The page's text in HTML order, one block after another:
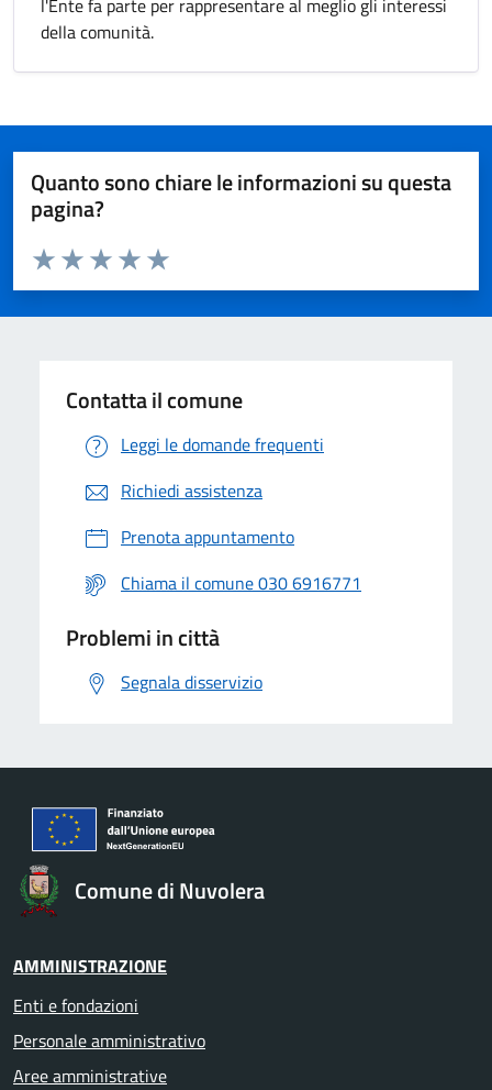
l'Ente fa parte per rappresentare al meglio gli interessi
della comunità.
Quanto sono chiare le informazioni su questa
pagina?
Valuta da 1 a 5 stelle la pagina
Valuta 5 stelle su 5
Valuta 4 stelle su 5
Valuta 3 stelle su 5
Valuta 2 stelle su 5
Valuta 1 stelle su 5
Contatta il comune
Leggi le domande frequenti
Richiedi assistenza
Prenota appuntamento
Chiama il comune 030 6916771
Problemi in città
Segnala disservizio
Comune di Nuvolera
AMMINISTRAZIONE
Enti e fondazioni
Personale amministrativo
Aree amministrative